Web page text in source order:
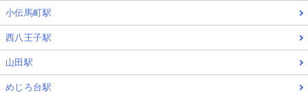
小伝馬町駅
西八王子駅
山田駅
めじろ台駅